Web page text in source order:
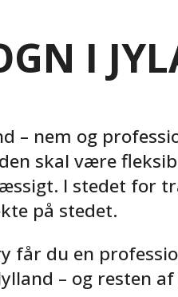
I
– nem og
skal være
I stedet for
på stedet.
får du en
– og resten